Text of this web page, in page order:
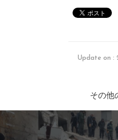
Update on :
その他